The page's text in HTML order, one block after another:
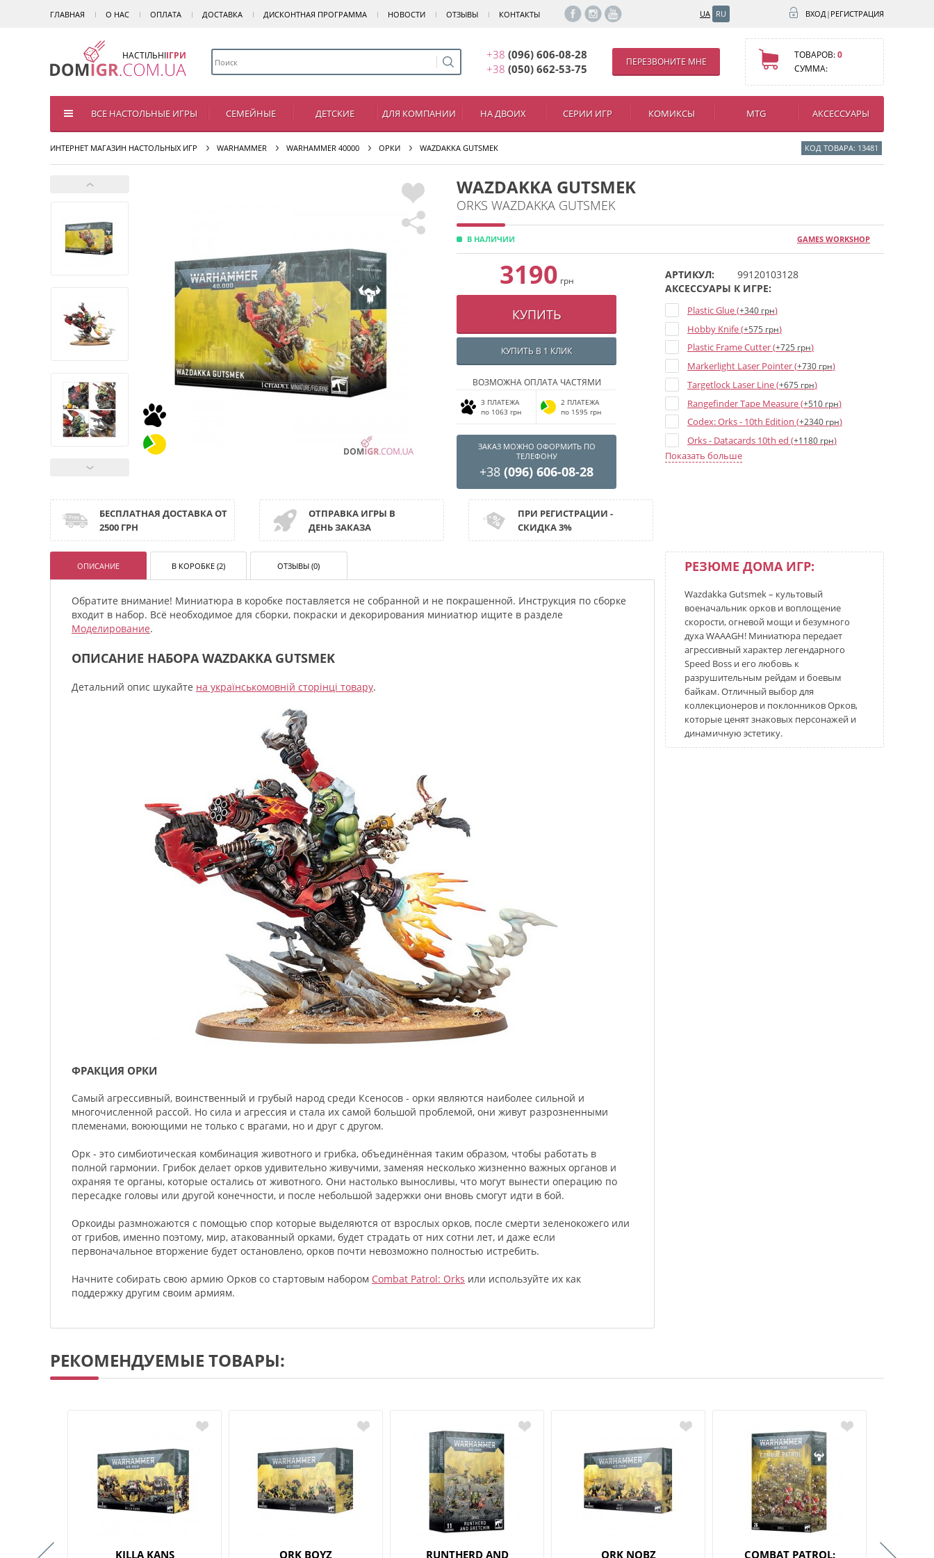
ГЛАВНАЯ О НАС ОПЛАТА ДОСТАВКА ДИСКОНТНАЯ ПРОГРАММА НОВОСТИ ОТЗЫВЫ КОНТАКТЫ UA RU ВХОД| РЕГИСТРАЦИЯ
НАСТІЛЬНІІГРИ +38 (096) 606-08-28
+38 (050) 662-53-75
ПЕРЕЗВОНИТЕ МНЕ
ТОВАРОВ:0
СУММА:
ВСЕ НАСТОЛЬНЫЕ ИГРЫ СЕМЕЙНЫЕ ДЕТСКИЕ ДЛЯ КОМПАНИИ НА ДВОИХ СЕРИИ ИГР КОМИКСЫ MTG АКСЕССУАРЫ
ИНТЕРНЕТ МАГАЗИН НАСТОЛЬНЫХ ИГР WARHAMMER WARHAMMER 40000 ОРКИ WAZDAKKA GUTSMEK КОД ТОВАРА: 13481
WAZDAKKA GUTSMEK
ORKS WAZDAKKA GUTSMEK
В НАЛИЧИИ GAMES WORKSHOP
3190 грн
КУПИТЬ
КУПИТЬ В 1 КЛИК
ВОЗМОЖНА ОПЛАТА ЧАСТЯМИ
3 ПЛАТЕЖА
по 1063 грн
2 ПЛАТЕЖА
по 1595 грн
ЗАКАЗ МОЖНО ОФОРМИТЬ ПО
ТЕЛЕФОНУ
+38 (096) 606-08-28
АРТИКУЛ:
99120103128
АКСЕССУАРЫ К ИГРЕ:
Plastic Glue (+340 грн)
Hobby Knife (+575 грн)
Plastic Frame Cutter (+725 грн)
Markerlight Laser Pointer (+730 грн)
Targetlock Laser Line (+675 грн)
Rangefinder Tape Measure (+510 грн)
Codex: Orks - 10th Edition (+2340 грн)
Orks - Datacards 10th ed (+1180 грн)
Orks Blue Dice - 16 mm (
Показать больше
БЕСПЛАТНАЯ ДОСТАВКА ОТ
2500 ГРН
ОТПРАВКА ИГРЫ В
ДЕНЬ ЗАКАЗА
ПРИ РЕГИСТРАЦИИ -
СКИДКА 3%
РЕЗЮМЕ ДОМА ИГР:
Wazdakka Gutsmek – культовый
военачальник орков и воплощение
скорости, огневой мощи и безумного
духа WAAAGH! Миниатюра передает
агрессивный характер легендарного
Speed ​​Boss и его любовь к
разрушительным рейдам и боевым
байкам. Отличный выбор для
коллекционеров и поклонников Орков,
которые ценят знаковых персонажей и
динамичную эстетику.
ОПИСАНИЕ В КОРОБКЕ (2) ОТЗЫВЫ (0)
Обратите внимание! Миниатюра в коробке поставляется не собранной и не покрашенной. Инструкция по сборке
входит в набор. Всё необходимое для сборки, покраски и декорирования миниатюр ищите в разделе
Моделирование.
ОПИСАНИЕ НАБОРА WAZDAKKA GUTSMEK
Детальний опис шукайте на українськомовній сторінці товару.
ФРАКЦИЯ ОРКИ
Самый агрессивный, воинственный и грубый народ среди Ксеносов - орки являются наиболее сильной и
многочисленной рассой. Но сила и агрессия и стала их самой большой проблемой, они живут разрозненными
племенами, воюющими не только с врагами, но и друг с другом.
Орк - это симбиотическая комбинация животного и грибка, объединённая таким образом, чтобы работать в
полной гармонии. Грибок делает орков удивительно живучими, заменяя несколько жизненно важных органов и
охраняя те органы, которые остались от животного. Они настолько выносливы, что могут вынести операцию по
пересадке головы или другой конечности, и после небольшой задержки они вновь смогут идти в бой.
Оркоиды размножаются с помощью спор которые выделяются от взрослых орков, после смерти зеленокожего или
от грибов, именно поэтому, мир, атакованный орками, будет страдать от них сотни лет, и даже если
первоначальное вторжение будет остановлено, орков почти невозможно полностью истребить.
Начните собирать свою армию Орков со стартовым набором Combat Patrol: Orks или используйте их как
поддержку другим своим армиям.
РЕКОМЕНДУЕМЫЕ ТОВАРЫ:
KILLA KANS ORK BOYZ
RUNTHERD AND
ORK NOBZ
COMBAT PATROL:
BEAST